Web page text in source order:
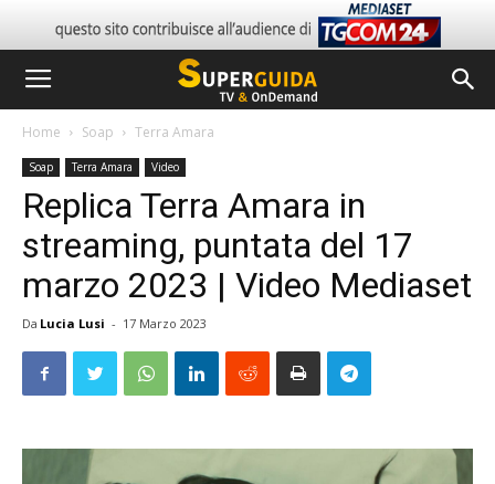
Home Soap Terra Amara
Soap Terra Amara Video
Replica Terra Amara in
streaming, puntata del 17
marzo 2023 | Video Mediaset
Da Lucia Lusi - 17 Marzo 2023